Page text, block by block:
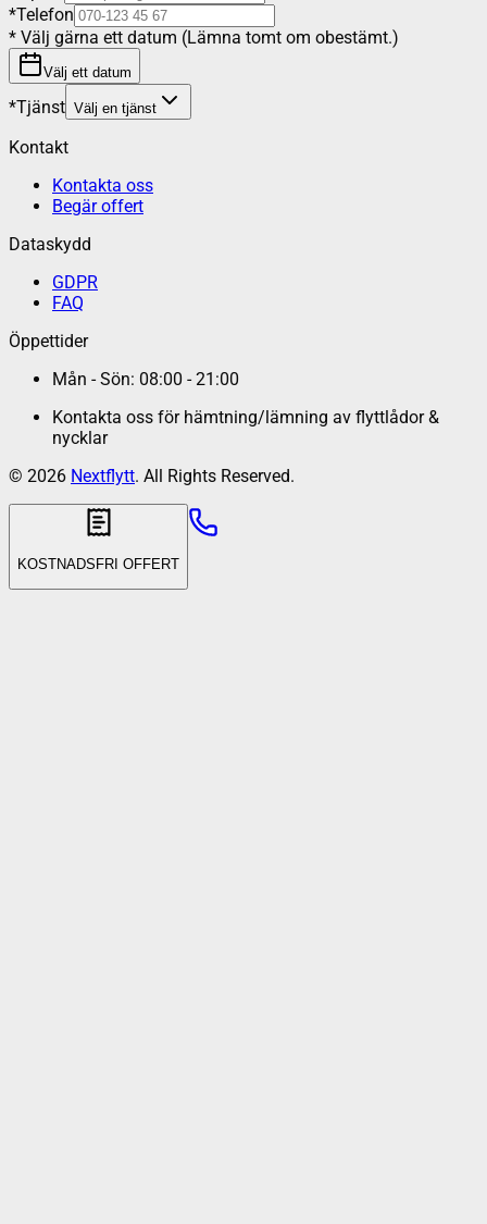
*Telefon
* Välj gärna ett datum (Lämna tomt om obestämt.)
Välj ett datum
*Tjänst Välj en tjänst
Kontakt
Kontakta oss
Begär offert
Dataskydd
GDPR
FAQ
Öppettider
Mån - Sön: 08:00 - 21:00
Kontakta oss för hämtning/lämning av flyttlådor &
nycklar
© 2026 Nextflytt. All Rights Reserved.
KOSTNADSFRI OFFERT